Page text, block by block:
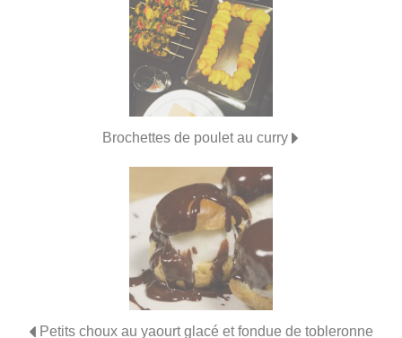
Brochettes de poulet au curry
Petits choux au yaourt glacé et fondue de tobleronne